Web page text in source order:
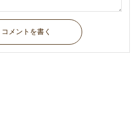
コメントを書く